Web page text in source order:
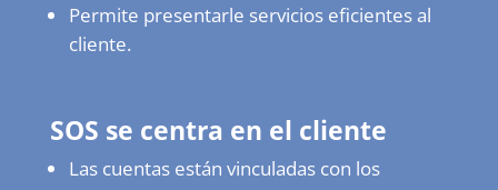
Permite presentarle servicios eficientes al
cliente.
SOS se centra en el cliente
Las cuentas están vinculadas con los